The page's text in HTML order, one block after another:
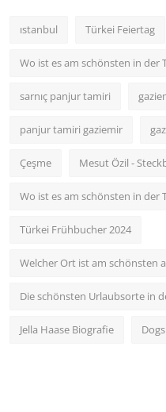
ıstanbul Türkei Feiertag
Wo ist es am schönsten in der
sarnıç panjur tamiri
panjur tamiri gaziemir
Çeşme Mesut Özil -
Wo ist es am schönsten in der
Türkei Frühbucher 2024
Welcher Ort ist am schönsten
Die schönsten Urlaubsorte in
Jella Haase Biografie